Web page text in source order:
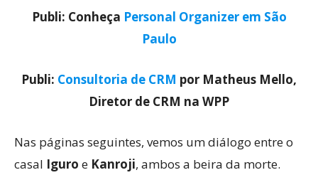
Publi: Conheça Personal Organizer em São
Paulo
Publi: Consultoria de CRM por Matheus Mello,
Diretor de CRM na WPP
Nas páginas seguintes, vemos um diálogo entre o
casal Iguro e Kanroji, ambos a beira da morte.